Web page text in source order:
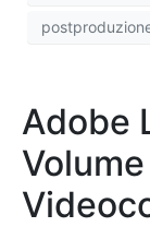
Adobe